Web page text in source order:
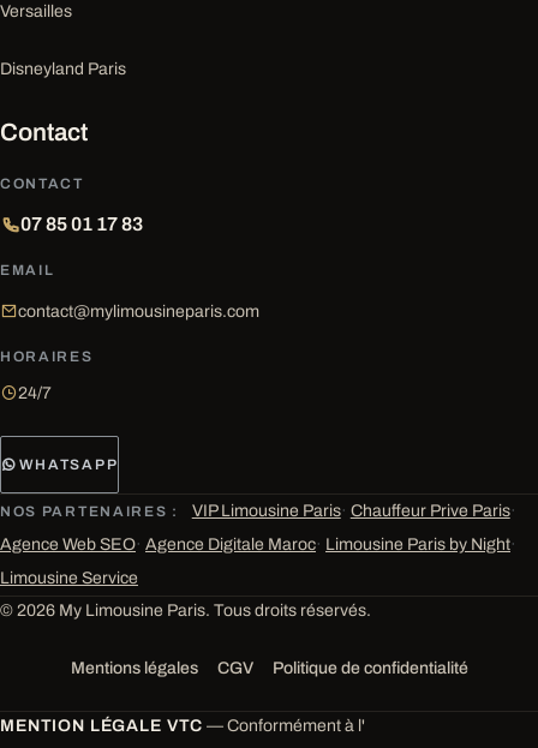
Versailles
Disneyland Paris
Contact
CONTACT
07 85 01 17 83
EMAIL
contact@mylimousineparis.com
HORAIRES
24/7
WHATSAPP
NOS PARTENAIRES : VIP Limousine Paris· Chauffeur Prive Paris·
Agence Web SEO· Agence Digitale Maroc· Limousine Paris by Night·
Limousine Service
© 2026 My Limousine Paris. Tous droits réservés.
Mentions légales CGV Politique de confidentialité
MENTION LÉGALE VTC — Conformément à l'